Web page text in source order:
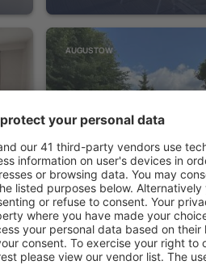
AUGUSTOW
Dom Dwa Jeziora -
Augustow, 07 srpna 2026,